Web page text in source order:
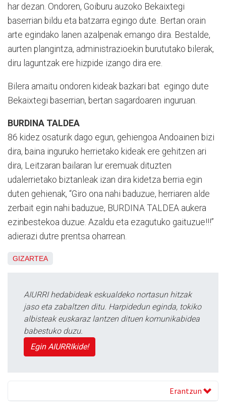
har dezan. Ondoren, Goiburu auzoko Bekaixtegi
baserrian bildu eta batzarra egingo dute. Bertan orain
arte egindako lanen azalpenak emango dira. Bestalde,
aurten plangintza, administrazioekin burututako bilerak,
diru laguntzak ere hizpide izango dira ere.
Bilera amaitu ondoren kideak bazkari bat egingo dute
Bekaixtegi baserrian, bertan sagardoaren inguruan.
BURDINA TALDEA
86 kidez osaturik dago egun, gehiengoa Andoainen bizi
dira, baina inguruko herrietako kideak ere gehitzen ari
dira, Leitzaran bailaran lur eremuak dituzten
udalerrietako biztanleak izan dira kidetza berria egin
duten gehienak, “Giro ona nahi baduzue, herriaren alde
zerbait egin nahi baduzue, BURDINA TALDEA aukera
ezinbestekoa duzue. Azaldu eta ezagutuko gaituzue!!!”
adierazi dutre prentsa oharrean.
GIZARTEA
AIURRI hedabideak eskualdeko nortasun hitzak
jaso eta zabaltzen ditu. Harpidedun eginda, tokiko
albisteak euskaraz lantzen dituen komunikabidea
babestuko duzu.
Egin AIURRIkide!
Erantzun